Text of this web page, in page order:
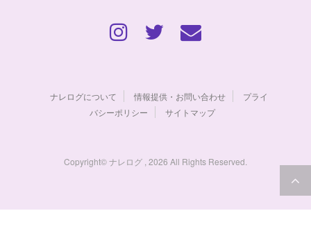
ナレログについて 情報提供・お問い合わせ
プライ
バシーポリシー
サイトマップ
Copyright© ナレログ , 2026 All Rights Reserved.